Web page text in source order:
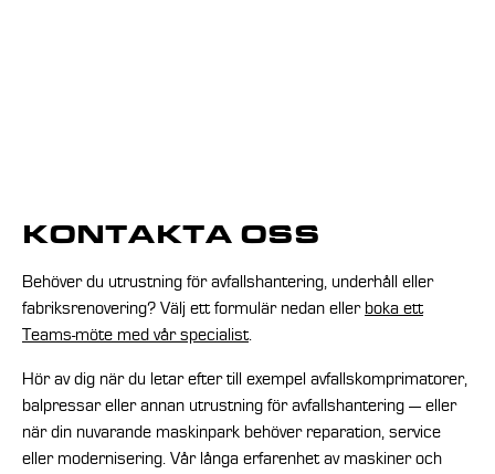
KONTAKTA OSS
Behöver du utrustning för avfallshantering, underhåll eller
fabriksrenovering? Välj ett formulär nedan eller boka ett
Teams-möte med vår specialist.
Hör av dig när du letar efter till exempel avfallskomprimatorer,
balpressar eller annan utrustning för avfallshantering — eller
när din nuvarande maskinpark behöver reparation, service
eller modernisering. Vår långa erfarenhet av maskiner och